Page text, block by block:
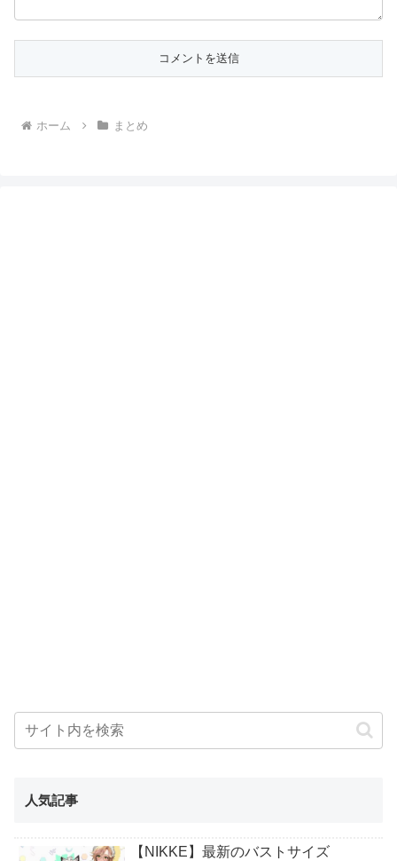
ホーム まとめ
人気記事
【NIKKE】最新のバストサイズ